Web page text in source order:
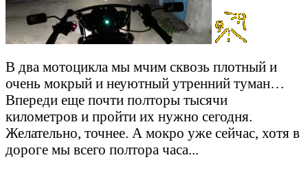
В два мотоцикла мы мчим сквозь плотный и
очень мокрый и неуютный утренний туман…
Впереди еще почти полторы тысячи
километров и пройти их нужно сегодня.
Желательно, точнее. А мокро уже сейчас, хотя в
дороге мы всего полтора часа...